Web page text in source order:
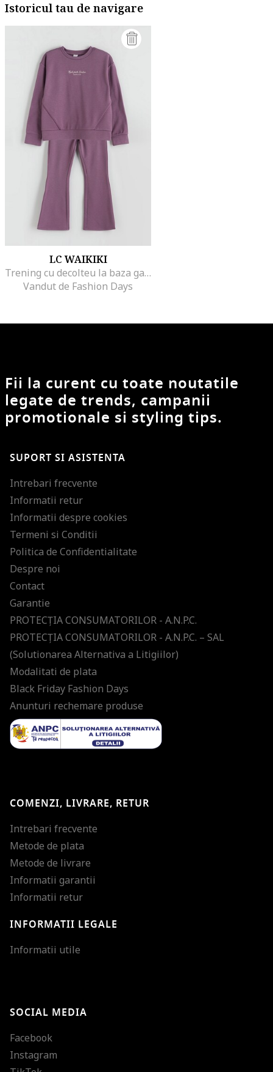
Istoricul tau de navigare
LC WAIKIKI
Trening cu decolteu la baza gatului si pantaloni evazati, Violet
Vandut de Fashion Days
Fii la curent cu toate noutatile
legate de trends, campanii
promotionale si styling tips.
SUPORT SI ASISTENTA
Intrebari frecvente
Informatii retur
Informatii despre cookies
Termeni si Conditii
Politica de Confidentialitate
Despre noi
Contact
Garantie
PROTECŢIA CONSUMATORILOR - A.N.P.C.
PROTECŢIA CONSUMATORILOR - A.N.P.C. – SAL
(Solutionarea Alternativa a Litigiilor)
Modalitati de plata
Black Friday Fashion Days
Anunturi rechemare produse
COMENZI, LIVRARE, RETUR
Intrebari frecvente
Metode de plata
Metode de livrare
Informatii garantii
Informatii retur
INFORMATII LEGALE
Informatii utile
SOCIAL MEDIA
Facebook
Instagram